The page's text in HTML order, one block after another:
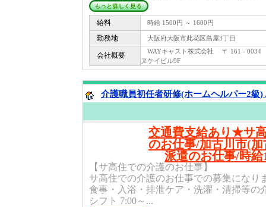
給料 時給 1500円 ～ 1600円
勤務地 大阪府大阪市此花区島屋3丁目
会社概要
WAYキャスト株式会社 〒 161 - 0034
ヌケイビル9F
介護職員初任者研修(ホームヘルパー2級)
交通費支給あり★サ
のお仕事/加古川市(
派遣のお仕事/時給
【サ高住での介護のお仕事】
サ高住での介護のお仕事での募集になり
食事・入浴・排泄ケア・洗濯・清掃等の
シフト 7:00～...